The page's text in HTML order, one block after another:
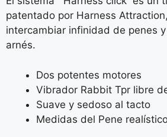
patentado por Harness
intercambiar infinidad de penes
arnés.
Dos potentes motores
Vibrador Rabbit Tpr libre
Suave y sedoso al tacto
Medidas del Pene